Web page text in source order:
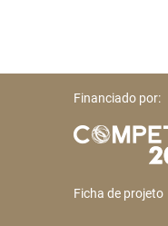
Financiado por:
Ficha de projeto